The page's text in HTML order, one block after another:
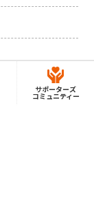
サポーターズ
コミュニティー